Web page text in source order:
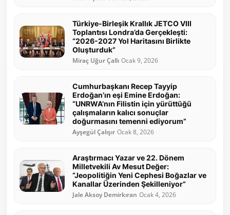
Türkiye-Birleşik Krallık JETCO VIII
Toplantısı Londra’da Gerçekleşti:
“2026-2027 Yol Haritasını Birlikte
Oluşturduk”
Miraç Uğur Çallı Ocak 9, 2026
Cumhurbaşkanı Recep Tayyip
Erdoğan’ın eşi Emine Erdoğan:
“UNRWA’nın Filistin için yürüttüğü
çalışmaların kalıcı sonuçlar
doğurmasını temenni ediyorum”
Ayşegül Çalışır Ocak 8, 2026
Araştırmacı Yazar ve 22. Dönem
Milletvekili Av Mesut Değer:
“Jeopolitiğin Yeni Cephesi Boğazlar ve
Kanallar Üzerinden Şekilleniyor”
Jale Aksoy Demirkıran Ocak 4, 2026